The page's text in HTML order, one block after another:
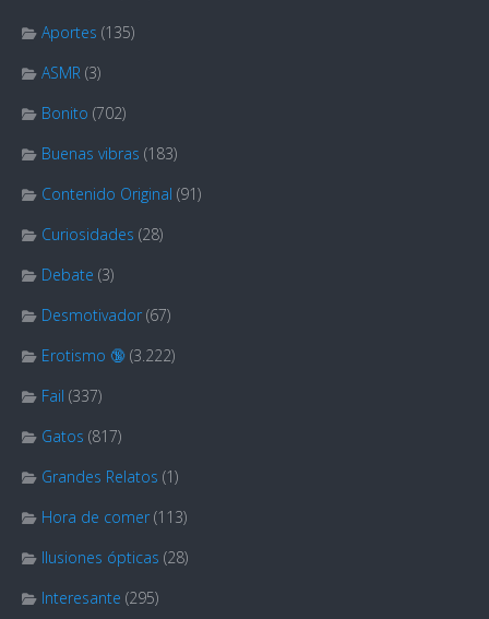
Aportes (135)
ASMR (3)
Bonito (702)
Buenas vibras (183)
Contenido Original (91)
Curiosidades (28)
Debate (3)
Desmotivador (67)
Erotismo 🔞 (3.222)
Fail (337)
Gatos (817)
Grandes Relatos (1)
Hora de comer (113)
Ilusiones ópticas (28)
Interesante (295)